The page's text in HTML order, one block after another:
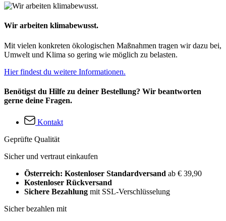
Wir arbeiten klimabewusst.
Mit vielen konkreten ökologischen Maßnahmen tragen wir dazu bei,
Umwelt und Klima so gering wie möglich zu belasten.
Hier findest du weitere Informationen.
Benötigst du Hilfe zu deiner Bestellung? Wir beantworten
gerne deine Fragen.
Kontakt
Geprüfte Qualität
Sicher und vertraut einkaufen
Österreich: Kostenloser Standardversand ab € 39,90
Kostenloser Rückversand
Sichere Bezahlung mit SSL-Verschlüsselung
Sicher bezahlen mit